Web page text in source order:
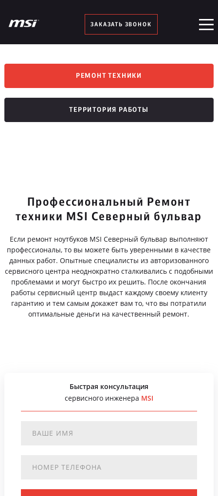
ЗАКАЗАТЬ ЗВОНОК
РЕМОНТ ТЕХНИКИ
ТЕРРИТОРИЯ РАБОТЫ
Профессиональный Ремонт
техники MSI Северный бульвар
Если ремонт ноутбуков MSI Северный бульвар выполняют
профессионалы, то вы можете быть уверенными в качестве
данных работ. Опытные специалисты из авторизованного
сервисного центра неоднократно сталкивались с подобными
проблемами и могут быстро их решить. После окончания
работы сервисный центр выдаст каждому своему клиенту
гарантию и тем самым докажет вам то, что вы потратили
оптимальные деньги на качественный ремонт.
Быстрая консультация
сервисного инженера MSI